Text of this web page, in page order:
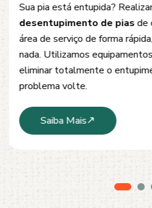
Problemas com
Oferecemos soluções
desobstrução de redes de
inspeção e tubulações.
modernos e técnicas seguras
serviço limpo, ágil e sem
Saiba Mais